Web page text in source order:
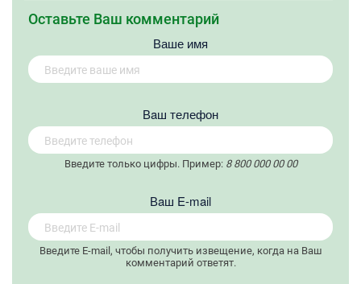
Оставьте Ваш комментарий
Ваше имя
Вaш телефон
Введите только цифры. Пример: 8 800 000 00 00
Вaш E-mail
Введите E-mail, чтобы получить извещение, когда на Ваш
комментарий ответят.